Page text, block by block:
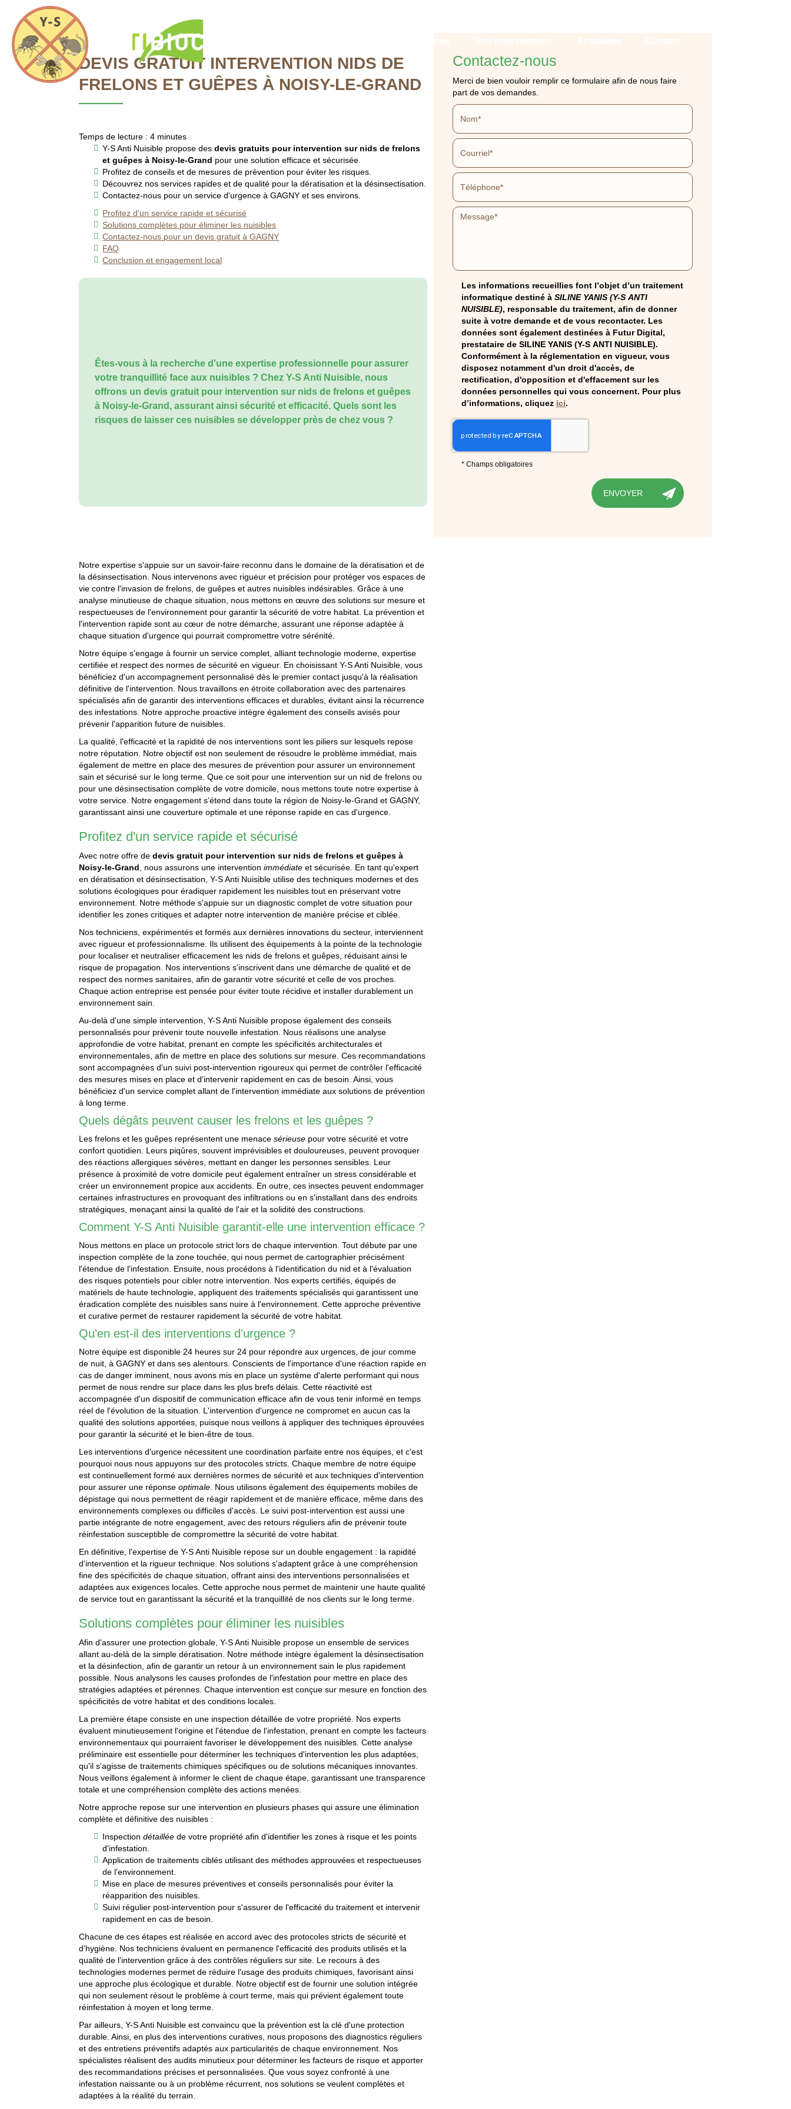
Anti
Nuisible
DEVIS GRATUIT INTERVENTION NIDS DE FRELONS ET
GUÊPES À NOISY-LE-GRAND
DEVIS GRATUIT INTERVENTION NIDS DE
FRELONS ET GUÊPES À NOISY-LE-GRAND
Temps de lecture : 4 minutes
Y-S Anti Nuisible propose desdevis gratuits pour intervention sur nids de frelons
et guêpes à Noisy-le-Grand pour une solution efficace et sécurisée.
Profitez de conseils et de mesures de prévention pour éviter les risques.
Découvrez nos services rapides et de qualité pour la dératisation et la désinsectisation.
Contactez-nous pour un service d'urgence à GAGNY et ses environs.
Profitez d'un service rapide et sécurisé
Solutions complètes pour éliminer les nuisibles
Contactez-nous pour un devis gratuit à GAGNY
FAQ
Conclusion et engagement local
Êtes-vous à la recherche d'une expertise professionnelle pour assurer
votre tranquillité face aux nuisibles ? Chez Y-S Anti Nuisible, nous
offrons undevis gratuit pour intervention sur nids de frelons et guêpes
à Noisy-le-Grand , assurant ainsi sécurité et efficacité. Quels sont les
risques de laisser ces nuisibles se développer près de chez vous ?
Notre expertise s'appuie sur un savoir-faire reconnu dans le domaine de la dératisation et de
la désinsectisation. Nous intervenons avec rigueur et précision pour protéger vos espaces de
vie contre l'invasion de frelons, de guêpes et autres nuisibles indésirables. Grâce à une
analyse minutieuse de chaque situation, nous mettons en œuvre des solutions sur mesure et
respectueuses de l'environnement pour garantir la sécurité de votre habitat. La prévention et
l'intervention rapide sont au cœur de notre démarche, assurant une réponse adaptée à
chaque situation d'urgence qui pourrait compromettre votre sérénité.
Notre équipe s'engage à fournir un service complet, alliant technologie moderne, expertise
certifiée et respect des normes de sécurité en vigueur. En choisissant Y-S Anti Nuisible, vous
bénéficiez d'un accompagnement personnalisé dès le premier contact jusqu'à la réalisation
définitive de l'intervention. Nous travaillons en étroite collaboration avec des partenaires
spécialisés afin de garantir des interventions efficaces et durables, évitant ainsi la récurrence
des infestations. Notre approche proactive intègre également des conseils avisés pour
prévenir l'apparition future de nuisibles.
La qualité, l'efficacité et la rapidité de nos interventions sont les piliers sur lesquels repose
notre réputation. Notre objectif est non seulement de résoudre le problème immédiat, mais
également de mettre en place des mesures de prévention pour assurer un environnement
sain et sécurisé sur le long terme. Que ce soit pour une intervention sur un nid de frelons ou
pour une désinsectisation complète de votre domicile, nous mettons toute notre expertise à
votre service. Notre engagement s'étend dans toute la région de Noisy-le-Grand et GAGNY,
garantissant ainsi une couverture optimale et une réponse rapide en cas d'urgence.
Profitez d'un service rapide et sécurisé
Avec notre offre dedevis gratuit pour intervention sur nids de frelons et guêpes à
Noisy-le-Grand, nous assurons une interventionimmédiate et sécurisée. En tant qu'expert
en dératisation et désinsectisation, Y-S Anti Nuisible utilise des techniques modernes et des
solutions écologiques pour éradiquer rapidement les nuisibles tout en préservant votre
environnement. Notre méthode s'appuie sur un diagnostic complet de votre situation pour
identifier les zones critiques et adapter notre intervention de manière précise et ciblée.
Nos techniciens, expérimentés et formés aux dernières innovations du secteur, interviennent
avec rigueur et professionnalisme. Ils utilisent des équipements à la pointe de la technologie
pour localiser et neutraliser efficacement les nids de frelons et guêpes, réduisant ainsi le
risque de propagation. Nos interventions s'inscrivent dans une démarche de qualité et de
respect des normes sanitaires, afin de garantir votre sécurité et celle de vos proches.
Chaque action entreprise est pensée pour éviter toute récidive et installer durablement un
environnement sain.
Au-delà d'une simple intervention, Y-S Anti Nuisible propose également des conseils
personnalisés pour prévenir toute nouvelle infestation. Nous réalisons une analyse
approfondie de votre habitat, prenant en compte les spécificités architecturales et
environnementales, afin de mettre en place des solutions sur mesure. Ces recommandations
sont accompagnées d'un suivi post-intervention rigoureux qui permet de contrôler l'efficacité
des mesures mises en place et d'intervenir rapidement en cas de besoin. Ainsi, vous
bénéficiez d'un service complet allant de l'intervention immédiate aux solutions de prévention
à long terme.
Quels dégâts peuvent causer les frelons et les guêpes ?
Les frelons et les guêpes représentent une menacesérieuse pour votre sécurité et votre
confort quotidien. Leurs piqûres, souvent imprévisibles et douloureuses, peuvent provoquer
des réactions allergiques sévères, mettant en danger les personnes sensibles. Leur
présence à proximité de votre domicile peut également entraîner un stress considérable et
créer un environnement propice aux accidents. En outre, ces insectes peuvent endommager
certaines infrastructures en provoquant des infiltrations ou en s'installant dans des endroits
stratégiques, menaçant ainsi la qualité de l'air et la solidité des constructions.
Comment Y-S Anti Nuisible garantit-elle une intervention efficace ?
Nous mettons en place un protocole strict lors de chaque intervention. Tout débute par une
inspection complète de la zone touchée, qui nous permet de cartographier précisément
l'étendue de l'infestation. Ensuite, nous procédons à l'identification du nid et à l'évaluation
des risques potentiels pour cibler notre intervention. Nos experts certifiés, équipés de
matériels de haute technologie, appliquent des traitements spécialisés qui garantissent une
éradication complète des nuisibles sans nuire à l'environnement. Cette approche préventive
et curative permet de restaurer rapidement la sécurité de votre habitat.
Qu'en est-il des interventions d'urgence ?
Notre équipe est disponible 24 heures sur 24 pour répondre aux urgences, de jour comme
de nuit, à GAGNY et dans ses alentours. Conscients de l'importance d'une réaction rapide en
cas de danger imminent, nous avons mis en place un système d'alerte performant qui nous
permet de nous rendre sur place dans les plus brefs délais. Cette réactivité est
accompagnée d'un dispositif de communication efficace afin de vous tenir informé en temps
réel de l'évolution de la situation. L'intervention d'urgence ne compromet en aucun cas la
qualité des solutions apportées, puisque nous veillons à appliquer des techniques éprouvées
pour garantir la sécurité et le bien-être de tous.
Les interventions d'urgence nécessitent une coordination parfaite entre nos équipes, et c'est
pourquoi nous nous appuyons sur des protocoles stricts. Chaque membre de notre équipe
est continuellement formé aux dernières normes de sécurité et aux techniques d'intervention
pour assurer une réponseoptimale. Nous utilisons également des équipements mobiles de
dépistage qui nous permettent de réagir rapidement et de manière efficace, même dans des
environnements complexes ou difficiles d'accès. Le suivi post-intervention est aussi une
partie intégrante de notre engagement, avec des retours réguliers afin de prévenir toute
réinfestation susceptible de compromettre la sécurité de votre habitat.
En définitive, l'expertise de Y-S Anti Nuisible repose sur un double engagement : la rapidité
d'intervention et la rigueur technique. Nos solutions s'adaptent grâce à une compréhension
fine des spécificités de chaque situation, offrant ainsi des interventions personnalisées et
adaptées aux exigences locales. Cette approche nous permet de maintenir une haute qualité
de service tout en garantissant la sécurité et la tranquillité de nos clients sur le long terme.
Solutions complètes pour éliminer les nuisibles
Afin d'assurer une protection globale, Y-S Anti Nuisible propose un ensemble de services
allant au-delà de la simple dératisation. Notre méthode intègre également la désinsectisation
et la désinfection, afin de garantir un retour à un environnement sain le plus rapidement
possible. Nous analysons les causes profondes de l'infestation pour mettre en place des
stratégies adaptées et pérennes. Chaque intervention est conçue sur mesure en fonction des
spécificités de votre habitat et des conditions locales.
La première étape consiste en une inspection détaillée de votre propriété. Nos experts
évaluent minutieusement l'origine et l'étendue de l'infestation, prenant en compte les facteurs
environnementaux qui pourraient favoriser le développement des nuisibles. Cette analyse
préliminaire est essentielle pour déterminer les techniques d'intervention les plus adaptées,
qu'il s'agisse de traitements chimiques spécifiques ou de solutions mécaniques innovantes.
Nous veillons également à informer le client de chaque étape, garantissant une transparence
totale et une compréhension complète des actions menées.
Notre approche repose sur une intervention en plusieurs phases qui assure une élimination
complète et définitive des nuisibles :
Inspectiondétaillée de votre propriété afin d'identifier les zones à risque et les points
d'infestation.
Application de traitements ciblés utilisant des méthodes approuvées et respectueuses
de l'environnement.
Mise en place de mesures préventives et conseils personnalisés pour éviter la
réapparition des nuisibles.
Suivi régulier post-intervention pour s'assurer de l'efficacité du traitement et intervenir
rapidement en cas de besoin.
Chacune de ces étapes est réalisée en accord avec des protocoles stricts de sécurité et
d'hygiène. Nos techniciens évaluent en permanence l'efficacité des produits utilisés et la
qualité de l'intervention grâce à des contrôles réguliers sur site. Le recours à des
technologies modernes permet de réduire l'usage des produits chimiques, favorisant ainsi
une approche plus écologique et durable. Notre objectif est de fournir une solution intégrée
qui non seulement résout le problème à court terme, mais qui prévient également toute
réinfestation à moyen et long terme.
Par ailleurs, Y-S Anti Nuisible est convaincu que la prévention est la clé d'une protection
durable. Ainsi, en plus des interventions curatives, nous proposons des diagnostics réguliers
et des entretiens préventifs adaptés aux particularités de chaque environnement. Nos
spécialistes réalisent des audits minutieux pour déterminer les facteurs de risque et apporter
des recommandations précises et personnalisées. Que vous soyez confronté à une
infestation naissante ou à un problème récurrent, nos solutions se veulent complètes et
adaptées à la réalité du terrain.
Contactez-nous
Merci de bien vouloir remplir ce formulaire afin de nous faire
part de vos demandes.
Les informations recueillies font l’objet d’un traitement
informatique destiné àSILINE YANIS (Y-S ANTI
NUISIBLE), responsable du traitement, afin de donner
suite à votre demande et de vous recontacter. Les
données sont également destinées à Futur Digital,
prestataire de SILINE YANIS (Y-S ANTI NUISIBLE).
Conformément à la réglementation en vigueur, vous
disposez notamment d'un droit d'accès, de
rectification, d'opposition et d'effacement sur les
données personnelles qui vous concernent. Pour plus
d’informations, cliquez ici.
* Champs obligatoires